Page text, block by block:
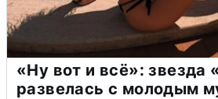
«Ну вот и всё»: звезда
развелась с молодым